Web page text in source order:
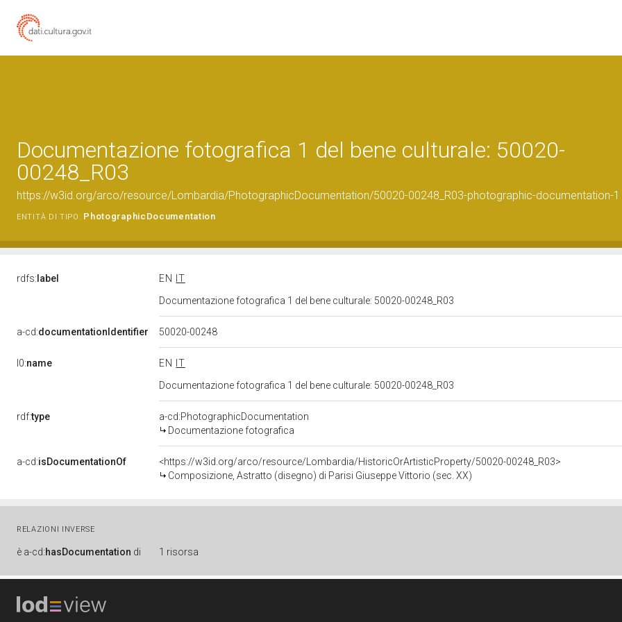
Documentazione fotografica 1 del bene culturale: 50020-
00248_R03
https://w3id.org/arco/resource/Lombardia/PhotographicDocumentation/50020-00248_R03-photographic-documentation-1
ENTITÀ DI TIPO: PhotographicDocumentation
rdfs: label EN
IT
Documentazione fotografica 1 del bene culturale: 50020-00248_R03
a-cd:documentationIdentifier 50020-00248
l0:name EN
IT
Documentazione fotografica 1 del bene culturale: 50020-00248_R03
rdf:type
a-cd:PhotographicDocumentation
Documentazione fotografica
a-cd:isDocumentationOf
<https://w3id.org/arco/resource/Lombardia/HistoricOrArtisticProperty/50020-00248_R03>
Composizione, Astratto (disegno) di Parisi Giuseppe Vittorio (sec. XX)
RELAZIONI INVERSE
è a-cd:hasDocumentation di 1 risorsa